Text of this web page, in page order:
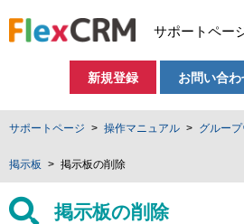
サポートペー
新規登録 お問い合
サポートページ 操作マニュアル グルー
掲示板 掲示板の削除
掲示板の削除